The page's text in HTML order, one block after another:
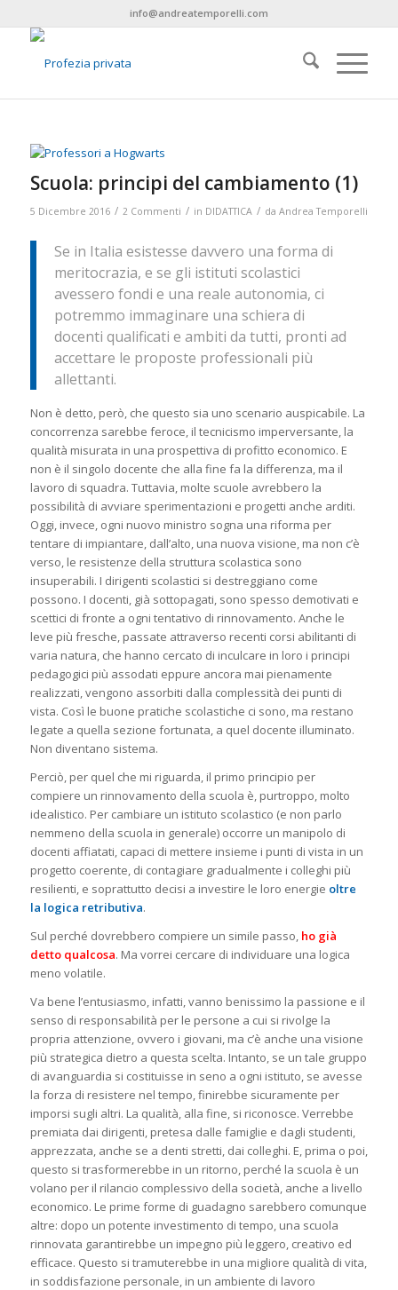
info@andreatemporelli.com
Scuola: principi del cambiamento (1)
5 Dicembre 2016 / 2 Commenti / in DIDATTICA / da Andrea Temporelli
Se in Italia esistesse davvero una forma di
meritocrazia, e se gli istituti scolastici
avessero fondi e una reale autonomia, ci
potremmo immaginare una schiera di
docenti qualificati e ambiti da tutti, pronti ad
accettare le proposte professionali più
allettanti.
Non è detto, però, che questo sia uno scenario auspicabile. La
concorrenza sarebbe feroce, il tecnicismo imperversante, la
qualità misurata in una prospettiva di profitto economico. E
non è il singolo docente che alla fine fa la differenza, ma il
lavoro di squadra. Tuttavia, molte scuole avrebbero la
possibilità di avviare sperimentazioni e progetti anche arditi.
Oggi, invece, ogni nuovo ministro sogna una riforma per
tentare di impiantare, dall’alto, una nuova visione, ma non c’è
verso, le resistenze della struttura scolastica sono
insuperabili. I dirigenti scolastici si destreggiano come
possono. I docenti, già sottopagati, sono spesso demotivati e
scettici di fronte a ogni tentativo di rinnovamento. Anche le
leve più fresche, passate attraverso recenti corsi abilitanti di
varia natura, che hanno cercato di inculcare in loro i principi
pedagogici più assodati eppure ancora mai pienamente
realizzati, vengono assorbiti dalla complessità dei punti di
vista. Così le buone pratiche scolastiche ci sono, ma restano
legate a quella sezione fortunata, a quel docente illuminato.
Non diventano sistema.
Perciò, per quel che mi riguarda, il primo principio per
compiere un rinnovamento della scuola è, purtroppo, molto
idealistico. Per cambiare un istituto scolastico (e non parlo
nemmeno della scuola in generale) occorre un manipolo di
docenti affiatati, capaci di mettere insieme i punti di vista in un
progetto coerente, di contagiare gradualmente i colleghi più
resilienti, e soprattutto decisi a investire le loro energie oltre
la logica retributiva.
Sul perché dovrebbero compiere un simile passo, ho già
detto qualcosa. Ma vorrei cercare di individuare una logica
meno volatile.
Va bene l’entusiasmo, infatti, vanno benissimo la passione e il
senso di responsabilità per le persone a cui si rivolge la
propria attenzione, ovvero i giovani, ma c’è anche una visione
più strategica dietro a questa scelta. Intanto, se un tale gruppo
di avanguardia si costituisse in seno a ogni istituto, se avesse
la forza di resistere nel tempo, finirebbe sicuramente per
imporsi sugli altri. La qualità, alla fine, si riconosce. Verrebbe
premiata dai dirigenti, pretesa dalle famiglie e dagli studenti,
apprezzata, anche se a denti stretti, dai colleghi. E, prima o poi,
questo si trasformerebbe in un ritorno, perché la scuola è un
volano per il rilancio complessivo della società, anche a livello
economico. Le prime forme di guadagno sarebbero comunque
altre: dopo un potente investimento di tempo, una scuola
rinnovata garantirebbe un impegno più leggero, creativo ed
efficace. Questo si tramuterebbe in una migliore qualità di vita,
in soddisfazione personale, in un ambiente di lavoro